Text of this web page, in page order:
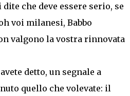
che deve essere serio, se
voi milanesi, Babbo
valgono la vostra rinnovata
detto, un segnale a
quello che volevate: il